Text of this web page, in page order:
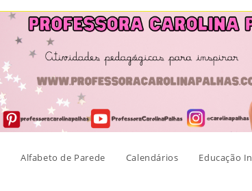
Skip
content
Alfabeto de Parede Calendários Educação